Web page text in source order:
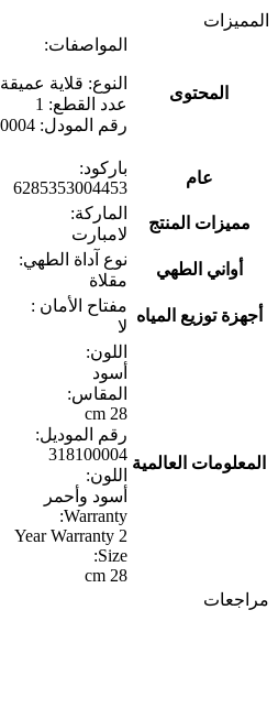
المميزات
المحتوى
المواصفات:
النوع: قلاية عميقة
عدد القطع: 1
رقم المودل: 318100004
عام
باركود:
6285353004453
مميزات المنتج
الماركة:
لامبارت
أواني الطهي
نوع آداة الطهي:
مقلاة
أجهزة توزيع المياه
مفتاح الأمان :
لا
المعلومات العالمية
اللون:
أسود
المقاس:
28 cm
رقم الموديل:
318100004
اللون:
أسود وأحمر
Warranty:
2 Year Warranty
Size:
28 cm
مراجعات